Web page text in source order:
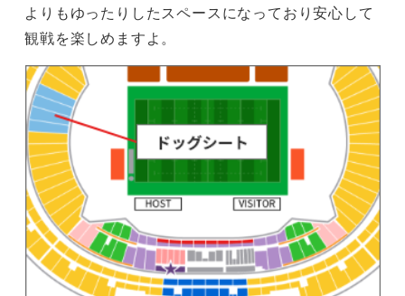
よりもゆったりしたスペースになっており安心して
観戦を楽しめますよ。